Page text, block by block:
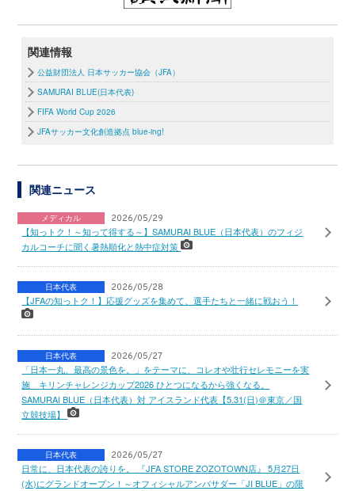
関連情報
公益財団法人 日本サッカー協会（JFA）
SAMURAI BLUE(日本代表)
FIFA World Cup 2026
JFAサッカー文化創造拠点 blue-ing!
関連ニュース
メディカル 2026/05/29
【知っトク！～知って得する～】SAMURAI BLUE（日本代表）のフィジ
カルコーチに聞く暑熱順化と熱中症対策
日本代表 2026/05/28
【JFAの知っトク！】応援グッズを集めて、選手たちと一緒に戦おう！
日本代表 2026/05/27
「日本一丸、最高の景色を。」をテーマに、コレオや壮行セレモニーを実
施 キリンチャレンジカップ2026 ひとつになるから強くなる。
SAMURAI BLUE（日本代表）対 アイスランド代表【5.31(日)＠東京／国
立競技場】
日本代表 2026/05/27
日常に、日本代表の誇りを。 『JFA STORE ZOZOTOWN店』 5月27日
(水)にグランドオープン！～オフィシャルアンバサダー「JI BLUE」の限